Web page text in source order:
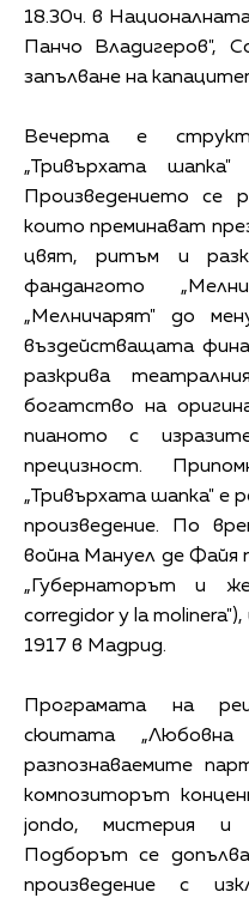
18.30ч. в
Панчо Владигеров",
запълване на
Вечерта е
„Тривърхата
Произведението се
които преминават
цвят, ритъм и
фандангото
„Мелничарят" до
въздействащата
разкрива
богатство на
пианото с
прецизност.
„Тривърхата шапка" е
произведение. По
война Мануел де Файя
„Губернаторът и
corregidor y la
1917 в Мадрид.
Програмата на
сюитата
разпознаваемите
композиторът
jondo, мистерия и
Подборът се
произведение с